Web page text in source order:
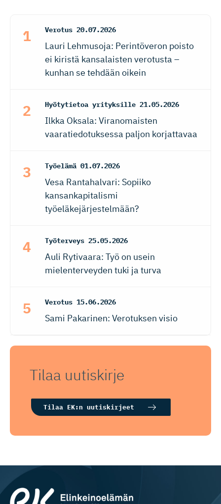
Verotus 20.07.2026
Lauri Lehmusoja: Perintöveron poisto
ei kiristä kansalaisten verotusta –
kunhan se tehdään oikein
Hyötytietoa yrityksille 21.05.2026
Ilkka Oksala: Viranomaisten
vaaratiedotuksessa paljon korjattavaa
Työelämä 01.07.2026
Vesa Rantahalvari: Sopiiko
kansankapitalismi
työeläkejärjestelmään?
Työterveys 25.05.2026
Auli Rytivaara: Työ on usein
mielenterveyden tuki ja turva
Verotus 15.06.2026
Sami Pakarinen: Verotuksen visio
Tilaa uutiskirje
Tilaa EK:n uutiskirjeet